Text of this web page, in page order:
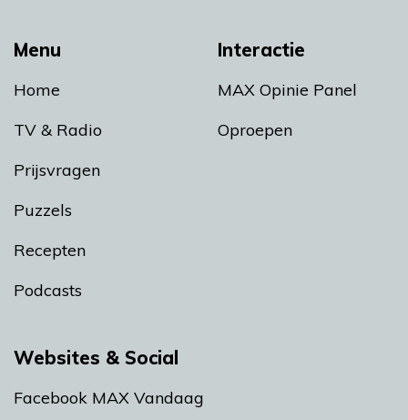
Menu
Home
TV & Radio
Prijsvragen
Puzzels
Recepten
Podcasts
Interactie
MAX Opinie Panel
Oproepen
Websites & Social
Facebook MAX Vandaag